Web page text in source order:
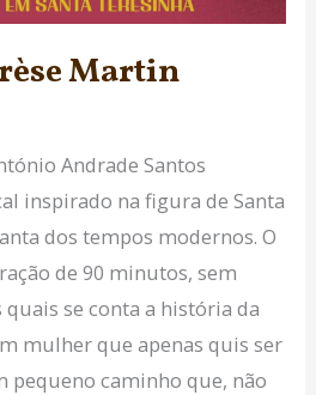
Martin
Andrade Santos
inspirado na figura de Santa
dos tempos modernos. O
de 90 minutos, sem
se conta a história da
mulher que apenas quis ser
pequeno caminho que, não